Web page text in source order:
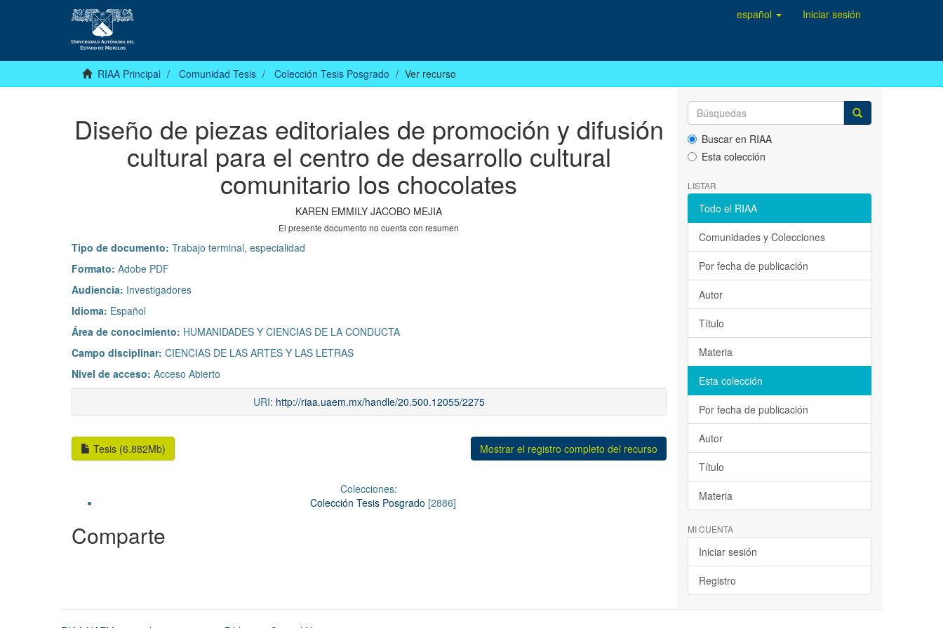
español Iniciar sesión
RIAA Principal Comunidad Tesis Colección Tesis Posgrado Ver recurso
Diseño de piezas editoriales de promoción y difusión
cultural para el centro de desarrollo cultural
comunitario los chocolates
KAREN EMMILY JACOBO MEJIA
El presente documento no cuenta con resumen
Tipo de documento: Trabajo terminal, especialidad
Formato: Adobe PDF
Audiencia: Investigadores
Idioma: Español
Área de conocimiento: HUMANIDADES Y CIENCIAS DE LA CONDUCTA
Campo disciplinar: CIENCIAS DE LAS ARTES Y LAS LETRAS
Nivel de acceso: Acceso Abierto
URI: http://riaa.uaem.mx/handle/20.500.12055/2275
Tesis (6.882Mb) Mostrar el registro completo del recurso
Colecciones:
Colección Tesis Posgrado [2886]
Comparte
Buscar en RIAA
Esta colección
LISTAR
Todo el RIAA
Comunidades y Colecciones
Por fecha de publicación
Autor
Título
Materia
Esta colección
Por fecha de publicación
Autor
Título
Materia
MI CUENTA
Iniciar sesión
Registro